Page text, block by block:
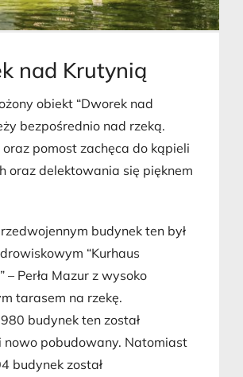
nad Krutynią
obiekt “Dworek nad
bezpośrednio nad rzeką.
pomost zachęca do kąpieli
oraz delektowania się pięknem
budynek ten był
“Kurhaus
– Perła Mazur z wysoko
tarasem na rzekę.
budynek ten został
nowo pobudowany. Natomiast
budynek został